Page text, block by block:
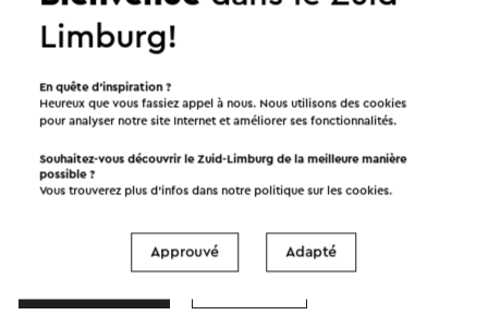
Démarrer l’itinéraire
Afficher les filtres
Limburg!
En quête d’inspiration ?
Heureux que vous fassiez appel à nous. Nous utilisons des cookies
pour analyser notre site Internet et améliorer ses fonctionnalités.
Souhaitez-vous découvrir le Zuid-Limburg de la meilleure manière
possible ?
Vous trouverez plus d’infos dans notre politique sur lescookies.
Approuvé Adapté